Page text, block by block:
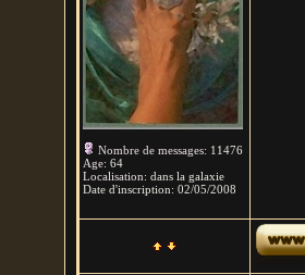
Nombre de messages: 11476
Age: 64
Localisation: dans la galaxie
Date d'inscription: 02/05/2008